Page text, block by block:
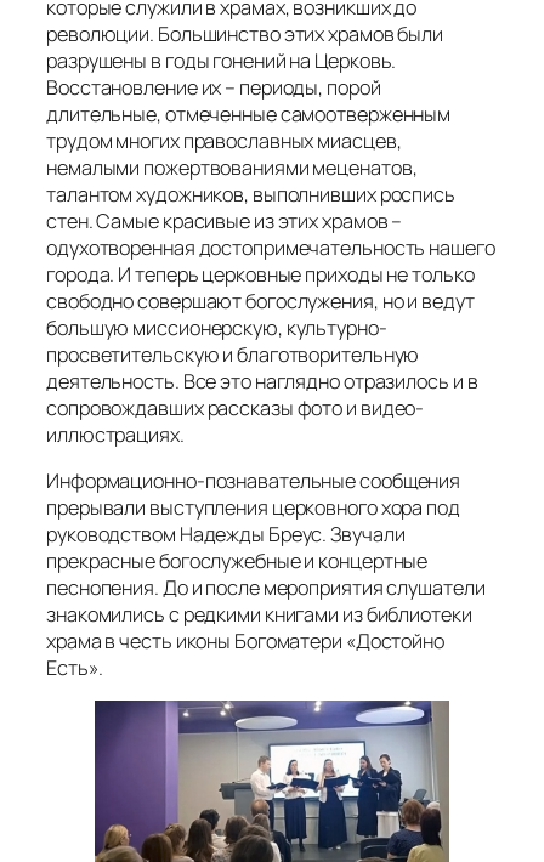
которые служили в храмах, возникших до
революции. Большинство этих храмов были
разрушены в годы гонений на Церковь.
Восстановление их – периоды, порой
длительные, отмеченные самоотверженным
трудом многих православных миасцев,
немалыми пожертвованиями меценатов,
талантом художников, выполнивших роспись
стен. Самые красивые из этих храмов –
одухотворенная достопримечательность нашего
города. И теперь церковные приходы не только
свободно совершают богослужения, но и ведут
большую миссионерскую, культурно-
просветительскую и благотворительную
деятельность. Все это наглядно отразилось и в
сопровождавших рассказы фото и видео-
иллюстрациях.
Информационно-познавательные сообщения
прерывали выступления церковного хора под
руководством Надежды Бреус. Звучали
прекрасные богослужебные и концертные
песнопения. До и после мероприятия слушатели
знакомились с редкими книгами из библиотеки
храма в честь иконы Богоматери «Достойно
Есть».